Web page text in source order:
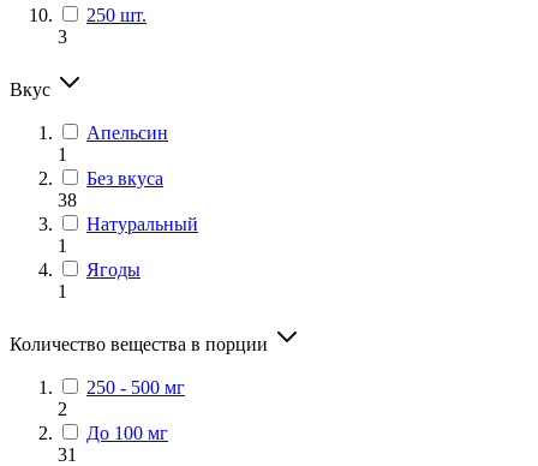
250 шт.
3
Вкус
Апельсин
1
Без вкуса
38
Натуральный
1
Ягоды
1
Количество вещества в порции
250 - 500 мг
2
До 100 мг
31